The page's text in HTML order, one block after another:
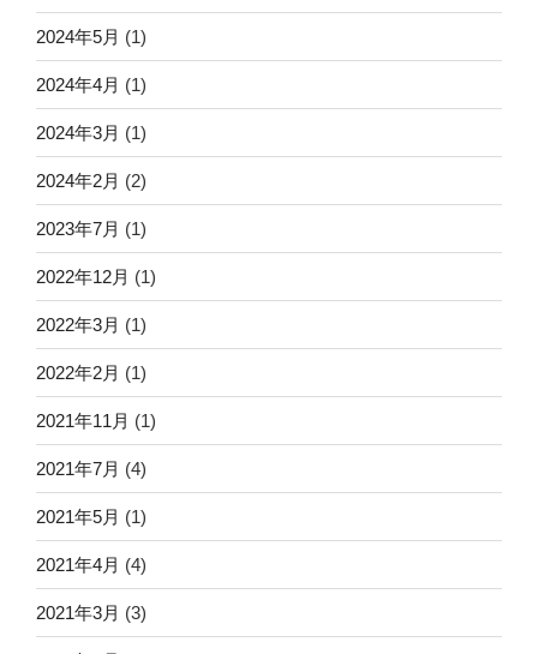
2024年5月 (1)
2024年4月 (1)
2024年3月 (1)
2024年2月 (2)
2023年7月 (1)
2022年12月 (1)
2022年3月 (1)
2022年2月 (1)
2021年11月 (1)
2021年7月 (4)
2021年5月 (1)
2021年4月 (4)
2021年3月 (3)